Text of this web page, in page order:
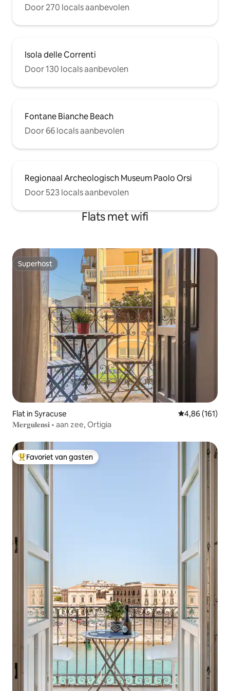
Door 270 locals aanbevolen
Isola delle Correnti
Door 130 locals aanbevolen
Fontane Bianche Beach
Door 66 locals aanbevolen
Regionaal Archeologisch Museum Paolo Orsi
Door 523 locals aanbevolen
Flats met wifi
Superhost
Superhost
Flat in Syracuse Gemiddelde
4,86 (161)
𝐌𝐞𝐫𝐠𝐮𝐥𝐞𝐧𝐬𝐢 • aan zee, Ortigia
Topfavoriet van gasten
Favoriet van gasten